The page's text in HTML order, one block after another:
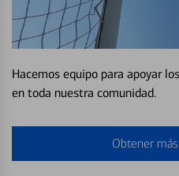
Hacemos equipo para apoyar
en toda nuestra comunidad.
Obtener